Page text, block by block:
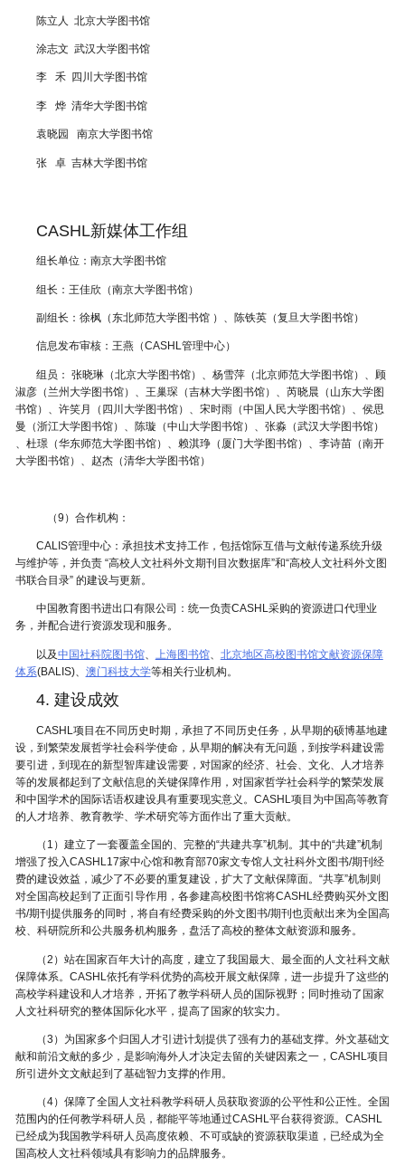
陈立人 北京大学图书馆
涂志文 武汉大学图书馆
李 禾 四川大学图书馆
李 烨 清华大学图书馆
袁晓园 南京大学图书馆
张 卓 吉林大学图书馆
CASHL新媒体工作组
组长单位：南京大学图书馆
组长：王佳欣（南京大学图书馆）
副组长：徐枫（东北师范大学图书馆 ）、陈铁英（复旦大学图书馆）
信息发布审核：王燕（CASHL管理中心）
组员： 张晓琳（北京大学图书馆）、 杨雪萍（北京师范大学图书馆）、顾
淑彦（兰州大学图书馆）、王巢琛（吉林大学图书馆）、芮晓晨（山东大学图
书馆）、许笑月（四川大学图书馆）、宋时雨（中国人民大学图书馆）、侯思
曼（浙江大学图书馆）、陈璇（中山大学图书馆）、张淼（武汉大学图书馆）
、杜璟（华东师范大学图书馆）、赖淇琤（厦门大学图书馆）、李诗苗（南开
大学图书馆）、赵杰（清华大学图书馆）
（9）合作机构：
CALIS管理中心：承担技术支持工作，包括馆际互借与文献传递系统升级
与维护等，并负责 “高校人文社科外文期刊目次数据库”和“高校人文社科外文图
书联合目录” 的建设与更新。
中国教育图书进出口有限公司：统一负责CASHL采购的资源进口代理业
务，并配合进行资源发现和服务。
以及中国社科院图书馆、 上海图书馆、 北京地区高校图书馆文献资源保障
体系(BALIS)、 澳门科技大学等相关行业机构。
4. 建设成效
CASHL项目在不同历史时期，承担了不同历史任务，从早期的硕博基地建
设，到繁荣发展哲学社会科学使命，从早期的解决有无问题，到按学科建设需
要引进，到现在的新型智库建设需要，对国家的经济、社会、文化、人才培养
等的发展都起到了文献信息的关键保障作用，对国家哲学社会科学的繁荣发展
和中国学术的国际话语权建设具有重要现实意义。CASHL项目为中国高等教育
的人才培养、教育教学、学术研究等方面作出了重大贡献。
（1）建立了一套覆盖全国的、完整的“共建共享”机制。其中的“共建”机制
增强了投入CASHL17家中心馆和教育部70家文专馆人文社科外文图书/期刊经
费的建设效益，减少了不必要的重复建设，扩大了文献保障面。“共享”机制则
对全国高校起到了正面引导作用，各参建高校图书馆将CASHL经费购买外文图
书/期刊提供服务的同时，将自有经费采购的外文图书/期刊也贡献出来为全国高
校、科研院所和公共服务机构服务，盘活了高校的整体文献资源和服务。
（2）站在国家百年大计的高度，建立了我国最大、最全面的人文社科文献
保障体系。CASHL依托有学科优势的高校开展文献保障，进一步提升了这些的
高校学科建设和人才培养，开拓了教学科研人员的国际视野；同时推动了国家
人文社科研究的整体国际化水平，提高了国家的软实力。
（3）为国家多个归国人才引进计划提供了强有力的基础支撑。外文基础文
献和前沿文献的多少，是影响海外人才决定去留的关键因素之一，CASHL项目
所引进外文文献起到了基础智力支撑的作用。
（4）保障了全国人文社科教学科研人员获取资源的公平性和公正性。全国
范围内的任何教学科研人员，都能平等地通过CASHL平台获得资源。CASHL
已经成为我国教学科研人员高度依赖、不可或缺的资源获取渠道，已经成为全
国高校人文社科领域具有影响力的品牌服务。